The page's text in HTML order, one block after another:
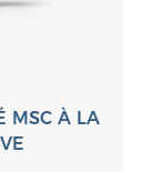
MSC À LA